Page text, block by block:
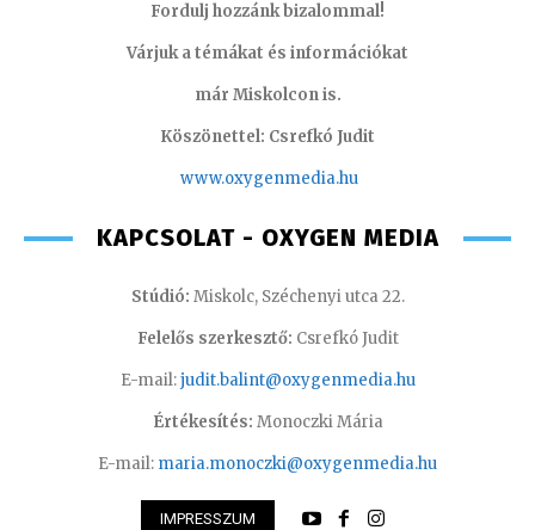
Fordulj hozzánk bizalommal!
Várjuk a témákat és információkat
már Miskolcon is.
Köszönettel: Csrefkó Judit
www.oxygenmedia.hu
KAPCSOLAT - OXYGEN MEDIA
Stúdió: Miskolc, Széchenyi utca 22.
Felelős szerkesztő: Csrefkó Judit
E-mail:judit.balint@oxygenmedia.hu
Értékesítés: Monoczki Mária
E-mail: maria.monoczki@oxygenmedia.hu
IMPRESSZUM